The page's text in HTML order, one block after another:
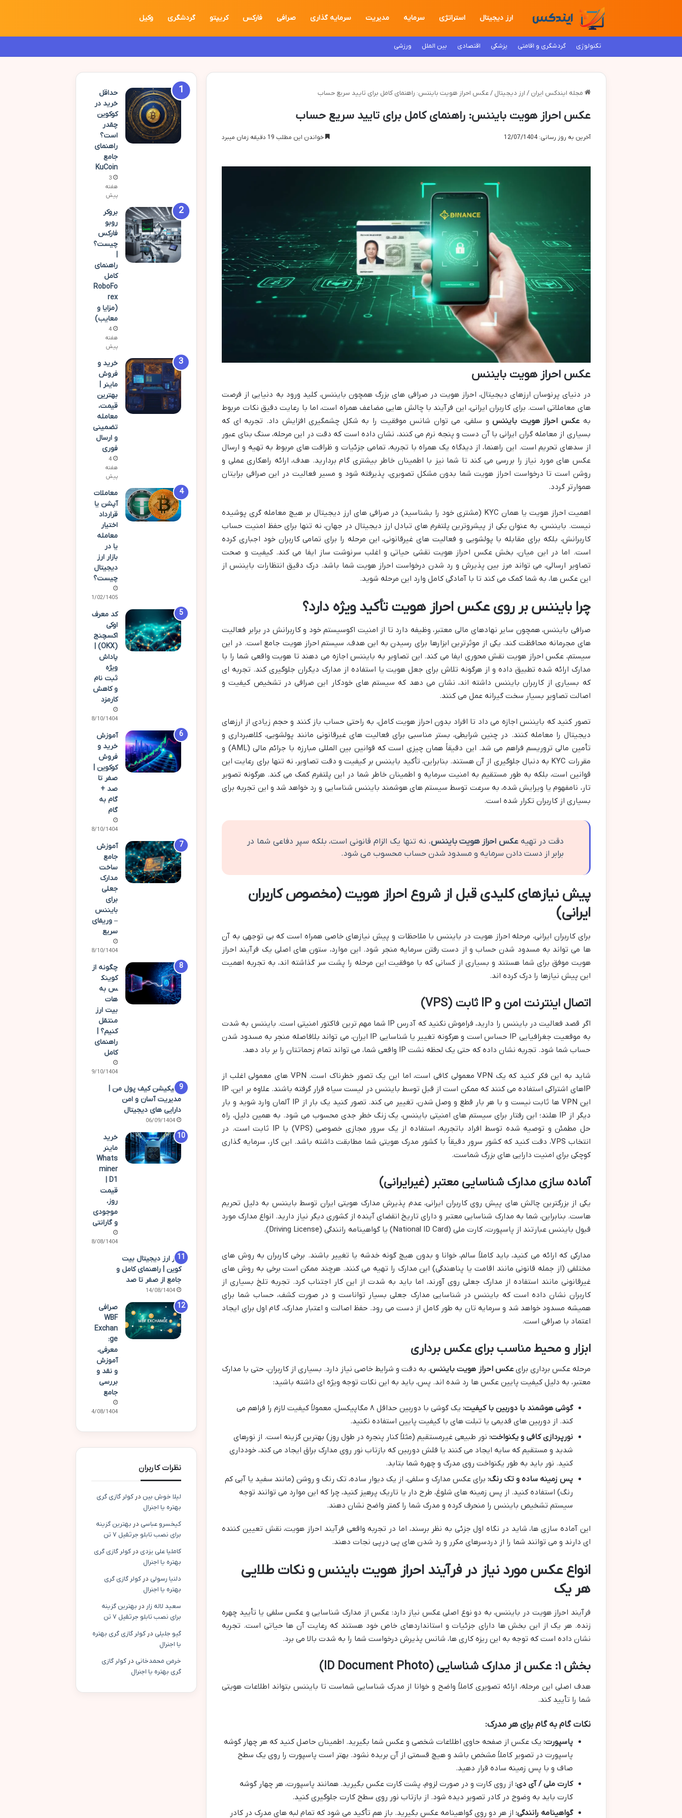
ارز دیجیتال استراتژی سرمایه مدیریت سرمایه گذاری صرافی فارکس کریپتو گردشگری وکیل
تکنولوژی گردشگری و اقامتی پزشکی اقتصادی بین الملل ورزشی
مجله ایندکس ایران / ارز دیجیتال / عکس احراز هویت بایننس: راهنمای کامل برای تایید سریع حساب
عکس احراز هویت بایننس: راهنمای کامل برای تایید سریع حساب
آخرین به روز رسانی: 12/07/1404 خواندن این مطلب 19 دقیقه زمان میبرد
عکس احراز هویت بایننس
در دنیای پرنوسان ارزهای دیجیتال، احراز هویت در صرافی های بزرگ همچون بایننس، کلید ورود به دنیایی از فرصت
های معاملاتی است. برای کاربران ایرانی، این فرآیند با چالش هایی مضاعف همراه است، اما با رعایت دقیق نکات مربوط
به عکس احراز هویت بایننسو سلفی، می توان شانس موفقیت را به شکل چشمگیری افزایش داد. تجربه ای که
بسیاری از معامله گران ایرانی با آن دست و پنجه نرم می کنند، نشان داده است که دقت در این مرحله، سنگ بنای عبور
از سدهای تحریم است. این راهنما، از دیدگاه یک همراه با تجربه، تمامی جزئیات و ظرافت های مربوط به تهیه و ارسال
عکس های مورد نیاز را بررسی می کند تا شما نیز با اطمینان خاطر بیشتری گام بردارید. هدف، ارائه راهکاری عملی و
روشن است تا درخواست احراز هویت شما بدون مشکل تصویری، پذیرفته شود و مسیر فعالیت در این صرافی برایتان
هموارتر گردد.
اهمیت احراز هویت یا همان KYC (مشتری خود را بشناسید) در صرافی های ارز دیجیتال بر هیچ معامله گری پوشیده
نیست. بایننس، به عنوان یکی از پیشروترین پلتفرم های تبادل ارز دیجیتال در جهان، نه تنها برای حفظ امنیت حساب
کاربرانش، بلکه برای مقابله با پولشویی و فعالیت های غیرقانونی، این مرحله را برای تمامی کاربران خود اجباری کرده
است. اما در این میان، بخش عکس احراز هویت نقشی حیاتی و اغلب سرنوشت ساز ایفا می کند. کیفیت و صحت
تصاویر ارسالی، می تواند مرز بین پذیرش و رد شدن درخواست احراز هویت شما باشد. درک دقیق انتظارات بایننس از
این عکس ها، به شما کمک می کند تا با آمادگی کامل وارد این مرحله شوید.
چرا بایننس بر روی عکس احراز هویت تأکید ویژه دارد؟
صرافی بایننس، همچون سایر نهادهای مالی معتبر، وظیفه دارد تا از امنیت اکوسیستم خود و کاربرانش در برابر فعالیت
های مجرمانه محافظت کند. یکی از موثرترین ابزارها برای رسیدن به این هدف، سیستم احراز هویت جامع است. در این
سیستم، عکس احراز هویت نقش محوری ایفا می کند. این تصاویر به بایننس اجازه می دهند تا هویت واقعی شما را با
مدارک ارائه شده تطبیق داده و از هرگونه تلاش برای جعل هویت یا استفاده از مدارک دیگران جلوگیری کند. تجربه ای
که بسیاری از کاربران بایننس داشته اند، نشان می دهد که سیستم های خودکار این صرافی در تشخیص کیفیت و
اصالت تصاویر بسیار سخت گیرانه عمل می کنند.
تصور کنید که بایننس اجازه می داد تا افراد بدون احراز هویت کامل، به راحتی حساب باز کنند و حجم زیادی از ارزهای
دیجیتال را معامله کنند. در چنین شرایطی، بستر مناسبی برای فعالیت های غیرقانونی مانند پولشویی، کلاهبرداری و
تأمین مالی تروریسم فراهم می شد. این دقیقاً همان چیزی است که قوانین بین المللی مبارزه با جرائم مالی (AML) و
مقررات KYC به دنبال جلوگیری از آن هستند. بنابراین، تأکید بایننس بر کیفیت و دقت تصاویر، نه تنها برای رعایت این
قوانین است، بلکه به طور مستقیم به امنیت سرمایه و اطمینان خاطر شما در این پلتفرم کمک می کند. هرگونه تصویر
تار، نامفهوم یا ویرایش شده، به سرعت توسط سیستم های هوشمند بایننس شناسایی و رد خواهد شد و این تجربه برای
بسیاری از کاربران تکرار شده است.
دقت در تهیهعکس احراز هویت بایننس، نه تنها یک الزام قانونی است، بلکه سپر دفاعی شما در
برابر از دست دادن سرمایه و مسدود شدن حساب محسوب می شود.
پیش نیازهای کلیدی قبل از شروع احراز هویت (مخصوص کاربران
ایرانی)
برای کاربران ایرانی، مرحله احراز هویت در بایننس با ملاحظات و پیش نیازهای خاصی همراه است که بی توجهی به آن
ها می تواند به مسدود شدن حساب و از دست رفتن سرمایه منجر شود. این موارد، ستون های اصلی یک فرآیند احراز
هویت موفق برای شما هستند و بسیاری از کسانی که با موفقیت این مرحله را پشت سر گذاشته اند، به تجربه اهمیت
این پیش نیازها را درک کرده اند.
اتصال اینترنت امن و IP ثابت (VPS)
اگر قصد فعالیت در بایننس را دارید، فراموش نکنید که آدرس IP شما مهم ترین فاکتور امنیتی است. بایننس به شدت
به موقعیت جغرافیایی IP حساس است و هرگونه تغییر یا شناسایی IP ایران، می تواند بلافاصله منجر به مسدود شدن
حساب شما شود. تجربه نشان داده که حتی یک لحظه نشت IP واقعی شما، می تواند تمام زحماتتان را بر باد دهد.
شاید به این فکر کنید که یک VPN معمولی کافی است، اما این یک تصور خطرناک است. VPN های معمولی اغلب از
IPهای اشتراکی استفاده می کنند که ممکن است از قبل توسط بایننس در لیست سیاه قرار گرفته باشند. علاوه بر این، IP
این VPN ها ثابت نیست و با هر بار قطع و وصل شدن، تغییر می کند. تصور کنید یک بار از IP آلمان وارد شوید و بار
دیگر از IP هلند؛ این رفتار برای سیستم های امنیتی بایننس، یک زنگ خطر جدی محسوب می شود. به همین دلیل، راه
حل مطمئن و توصیه شده توسط افراد باتجربه، استفاده از یک سرور مجازی خصوصی (VPS) با IP ثابت است. در
انتخاب VPS، دقت کنید که کشور سرور دقیقاً با کشور مدرک هویتی شما مطابقت داشته باشد. این کار، سرمایه گذاری
کوچکی برای امنیت دارایی های بزرگ شماست.
آماده سازی مدارک شناسایی معتبر (غیرایرانی)
یکی از بزرگترین چالش های پیش روی کاربران ایرانی، عدم پذیرش مدارک هویتی ایران توسط بایننس به دلیل تحریم
هاست. بنابراین، شما به مدارک شناسایی معتبر و دارای تاریخ انقضای آینده از کشوری دیگر نیاز دارید. انواع مدارک مورد
قبول بایننس عبارتند از پاسپورت، کارت ملی (National ID Card) یا گواهینامه رانندگی (Driving License).
مدارکی که ارائه می کنید، باید کاملاً سالم، خوانا و بدون هیچ گونه خدشه یا تغییر باشند. برخی کاربران به روش های
مختلفی (از جمله قانونی مانند اقامت یا پناهندگی) این مدارک را تهیه می کنند. هرچند ممکن است برخی به روش های
غیرقانونی مانند استفاده از مدارک جعلی روی آورند، اما باید به شدت از این کار اجتناب کرد. تجربه تلخ بسیاری از
کاربران نشان داده است که بایننس در شناسایی مدارک جعلی بسیار تواناست و در صورت کشف، حساب شما برای
همیشه مسدود خواهد شد و سرمایه تان به طور کامل از دست می رود. حفظ اصالت و اعتبار مدارک، گام اول برای ایجاد
اعتماد با صرافی است.
ابزار و محیط مناسب برای عکس برداری
مرحله عکس برداری برایعکس احراز هویت بایننس، به دقت و شرایط خاصی نیاز دارد. بسیاری از کاربران، حتی با مدارک
معتبر، به دلیل کیفیت پایین عکس ها رد شده اند. پس، باید به این نکات توجه ویژه ای داشته باشید:
گوشی هوشمند با دوربین با کیفیت:
یک گوشی با دوربین حداقل ۸ مگاپیکسل، معمولاً کیفیت لازم را فراهم می
کند. از دوربین های قدیمی یا تبلت های با کیفیت پایین استفاده نکنید.
نورپردازی کافی و یکنواخت: نور طبیعی غیرمستقیم (مثلاً کنار پنجره در طول روز) بهترین گزینه است. از نورهای
شدید و مستقیم که سایه ایجاد می کنند یا فلش دوربین که بازتاب نور روی مدارک براق ایجاد می کند، خودداری
کنید. نور باید به طور یکنواخت روی مدرک و چهره شما بتابد.
پس زمینه ساده و تک رنگ: برای عکس مدارک و سلفی، از یک دیوار ساده، تک رنگ و روشن (مانند سفید یا آبی کم
رنگ) استفاده کنید. از پس زمینه های شلوغ، طرح دار یا تاریک پرهیز کنید، چرا که این موارد می توانند توجه
سیستم تشخیص بایننس را منحرف کرده و مدرک شما را کمتر واضح نشان دهند.
این آماده سازی ها، شاید در نگاه اول جزئی به نظر برسند، اما در تجربه واقعی فرآیند احراز هویت، نقش تعیین کننده
ای دارند و می توانند شما را از دردسرهای مکرر و رد شدن های پی درپی نجات دهند.
انواع عکس مورد نیاز در فرآیند احراز هویت بایننس و نکات طلایی
هر یک
فرآیند احراز هویت در بایننس، به دو نوع اصلی عکس نیاز دارد: عکس از مدارک شناسایی و عکس سلفی یا تأیید چهره
زنده. هر یک از این بخش ها دارای جزئیات و استانداردهای خاص خود هستند که رعایت آن ها حیاتی است. تجربه
نشان داده است که توجه به این ریزه کاری ها، شانس پذیرش درخواست شما را به شدت بالا می برد.
بخش ۱: عکس از مدارک شناسایی (ID Document Photo)
هدف اصلی این مرحله، ارائه تصویری کاملاً واضح و خوانا از مدرک شناسایی شماست تا بایننس بتواند اطلاعات هویتی
شما را تأیید کند.
نکات گام به گام برای هر مدرک:
پاسپورت: یک عکس از صفحه حاوی اطلاعات شخصی و عکس شما بگیرید. اطمینان حاصل کنید که هر چهار گوشه
پاسپورت در تصویر کاملاً مشخص باشد و هیچ قسمتی از آن بریده نشود. بهتر است پاسپورت را روی یک سطح
صاف و با پس زمینه ساده قرار دهید.
کارت ملی / آی دی: از روی کارت و در صورت لزوم، پشت کارت عکس بگیرید. همانند پاسپورت، هر چهار گوشه
کارت باید به وضوح در کادر تصویر دیده شود. از بازتاب نور روی سطح کارت جلوگیری کنید.
گواهینامه رانندگی: از هر دو روی گواهینامه عکس بگیرید. باز هم تأکید می شود که تمام لبه های مدرک در کادر
حداقل
خرید در
کوکوین
چقدر
است؟
راهنمای
جامع
KuCoin
3
هفته
پیش
بروکر
روبو
فارکس
چیست؟
|
راهنمای
کامل
RoboFo
rex
(مزایا و
معایب)
4
هفته
پیش
خرید و
فروش
ماینر |
بهترین
قیمت،
معامله
تضمینی
و ارسال
فوری
4
هفته
پیش
معاملات
آپشن یا
قرارداد
اختیار
معامله
یا در
بازار ارز
دیجیتال
چیست؟
21/02/1405
کد معرف
اوکی
اکسچنج
(OKX) |
پاداش
ویژه
ثبت نام
و کاهش
کارمزد
08/10/1404
آموزش
خرید و
فروش
کوکوین |
صفر تا
صد +
گام به
گام
08/10/1404
آموزش
جامع
ساخت
مدارک
جعلی
برای
بایننس
– وریفای
سریع
08/10/1404
چگونه از
کوینک
س به
هات
بیت ارز
منتقل
کنیم؟ |
راهنمای
کامل
09/10/1404
اپلیکیشن کیف پول من |
مدیریت آسان و امن
دارایی های دیجیتال
06/09/1404
خرید
ماینر
Whats
miner
D1 |
قیمت
روز،
موجودی
و گارانتی
18/08/1404
رمز ارز دیجیتال بیت
کوین | راهنمای کامل و
جامع از صفر تا صد
14/08/1404
صرافی
WBF
Exchan
ge:
معرفی،
آموزش
و نقد و
بررسی
جامع
14/08/1404
نظرات کاربران
لیلا خوش بین در کولر گازی گری
بهتره یا اجنرال
کیخسرو عباسی در بهترین گزینه
برای نصب تابلو جرثقیل ۷ تن
کاملیا علی یزدی در کولر گازی گری
بهتره یا اجنرال
دلنیا رسولی در کولر گازی گری
بهتره یا اجنرال
سعید لاله زار در بهترین گزینه
برای نصب تابلو جرثقیل ۷ تن
گیو جلیلی در کولر گازی گری بهتره
یا اجنرال
خرمن محمدخانی در کولر گازی
گری بهتره یا اجنرال